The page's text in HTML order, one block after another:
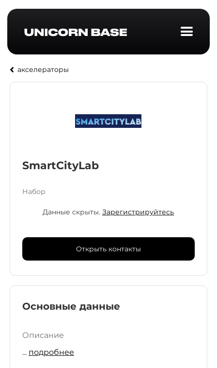
акселераторы
SmartCityLab
Набор
Данные скрыты. Зарегистрируйтесь
Открыть контакты
Основные данные
Описание
... подробнее